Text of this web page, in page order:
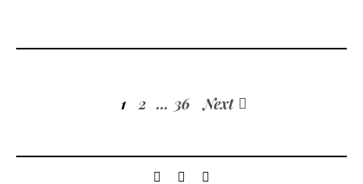
1 2 … 36 Next